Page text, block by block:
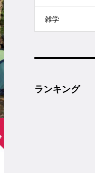
雑学
ランキング